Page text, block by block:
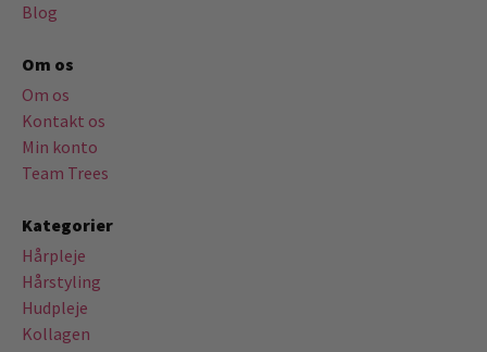
Blog
Om os
Om os
Kontakt os
Min konto
Team Trees
Kategorier
Hårpleje
Hårstyling
Hudpleje
Kollagen